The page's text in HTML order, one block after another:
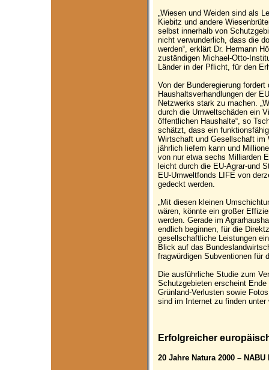
„Wiesen und Weiden sind als
Kiebitz und andere
selbst innerhalb von
nicht verwunderlich, dass die
werden“, erklärt Dr. Hermann
zuständigen Michael-Otto-
Länder in der Pflicht, für den
Von der Bunderegierung
Haushaltsverhandlungen der
Netzwerks stark zu machen.
durch die Umweltschäden ein
öffentlichen Haushalte“, so
schätzt, dass ein
Wirtschaft und Gesellschaft im
jährlich liefern kann und
von nur etwa sechs Milliarden
leicht durch die EU-Agrar-und
EU-Umweltfonds LIFE von
gedeckt werden.
„Mit diesen kleinen
wären, könnte ein großer
werden. Gerade im
endlich beginnen, für die
gesellschaftliche Leistungen
Blick auf das
fragwürdigen Subventionen für
Die ausführliche Studie zum
Schutzgebieten erscheint
Grünland-Verlusten sowie
sind im Internet zu finden unter
Erfolgreicher
20 Jahre Natura 2000 –